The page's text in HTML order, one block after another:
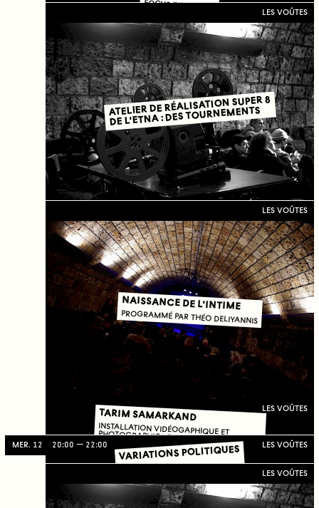
FOCUS #11
LES VOÛTES
ATELIER DE RÉALISATION SUPER 8
DE L'ETNA : DES TOURNEMENTS
LES VOÛTES
NAISSANCE DE L'INTIME
PROGRAMMÉ PAR THÉO DELIYANNIS
LES VOÛTES
TARIM SAMARKAND
INSTALLATION VIDÉOGAPHIQUE ET PHOTOGRAPHIQUE
MER. 12 20:00 22:00 LES VOÛTES
VARIATIONS POLITIQUES
LES VOÛTES